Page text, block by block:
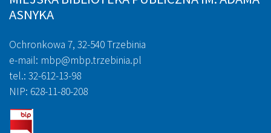
ASNYKA
Ochronkowa 7, 32-540 Trzebinia
e-mail: mbp@mbp.trzebinia.pl
tel.: 32-612-13-98
NIP: 628-11-80-208